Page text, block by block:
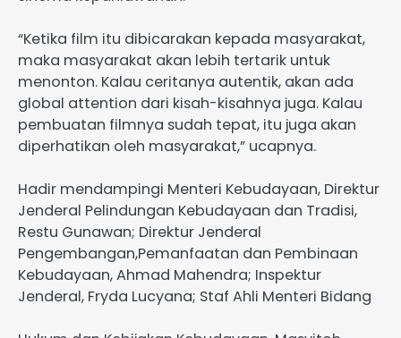
“Ketika film itu dibicarakan kepada masyarakat,
maka masyarakat akan lebih tertarik untuk
menonton. Kalau ceritanya autentik, akan ada
global attention dari kisah-kisahnya juga. Kalau
pembuatan filmnya sudah tepat, itu juga akan
diperhatikan oleh masyarakat,” ucapnya.
Hadir mendampingi Menteri Kebudayaan, Direktur
Jenderal Pelindungan Kebudayaan dan Tradisi,
Restu Gunawan; Direktur Jenderal
Pengembangan,Pemanfaatan dan Pembinaan
Kebudayaan, Ahmad Mahendra; Inspektur
Jenderal, Fryda Lucyana; Staf Ahli Menteri Bidang